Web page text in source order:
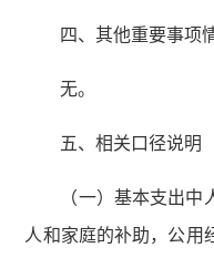
四、其他重要事项
无。
五、相关口径说明
（一）基本支出
人和家庭的补助，公用